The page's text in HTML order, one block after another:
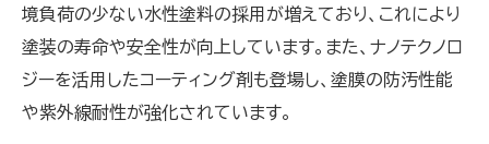
境負荷の少ない水性塗料の採用が増えており、これにより
塗装の寿命や安全性が向上しています。また、ナノテクノロ
ジーを活用したコーティング剤も登場し、塗膜の防汚性能
や紫外線耐性が強化されています。